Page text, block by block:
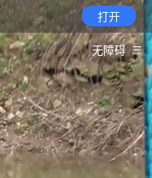
打开
无障碍